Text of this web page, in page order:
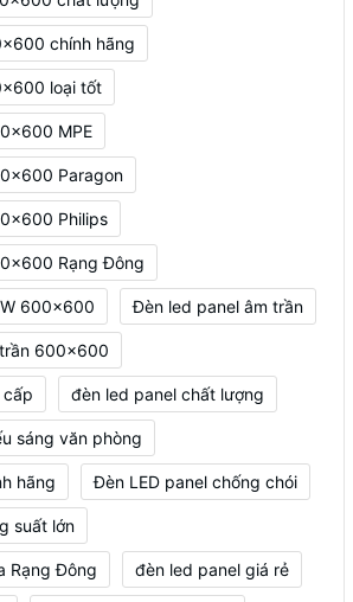
chính hãng
loại tốt
MPE
Paragon
Philips
Rạng Đông
600x600 Đèn led panel âm trần
600x600
cấp đèn led panel chất lượng
sáng văn phòng
hãng Đèn LED panel chống chói
suất lớn
Rạng Đông đèn led panel giá rẻ